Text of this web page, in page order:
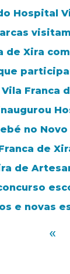
Hospital
de Xira
Franca
no
de
de
e novas
«